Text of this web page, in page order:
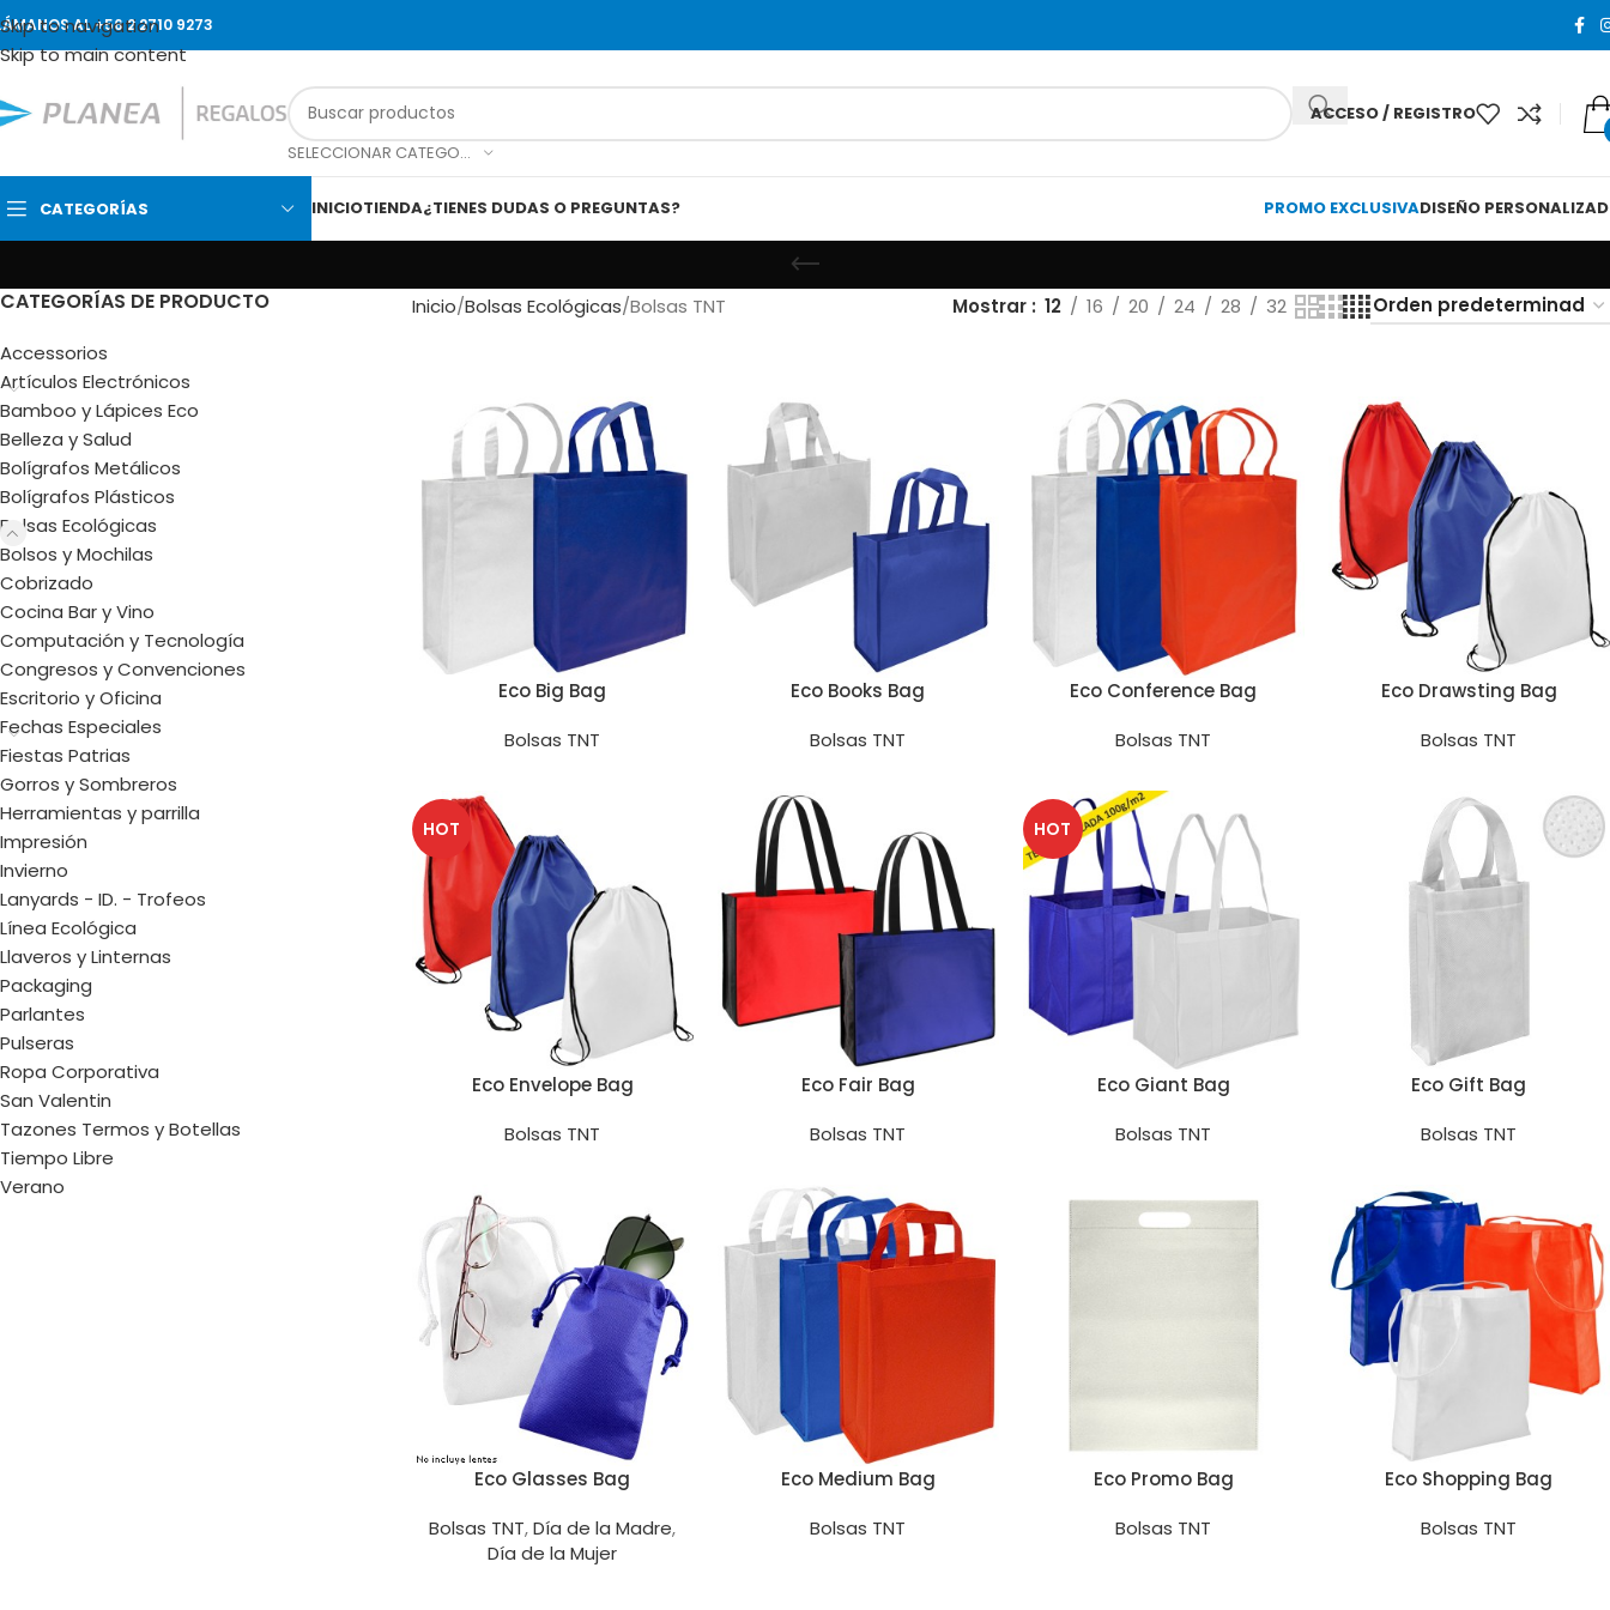
Skip to navigation
Skip to main content
AL +56 2 2710 9273
SELECCIONAR CATEGORÍA
ACCESO / REGISTRO
CATEGORÍAS INICIOTIENDA¿TIENES DUDAS O PREGUNTAS? PROMO EXCLUSIVADISEÑO
CATEGORÍAS DE PRODUCTO
Accessorios
Artículos Electrónicos
Bamboo y Lápices Eco
Belleza y Salud
Bolígrafos Metálicos
Bolígrafos Plásticos
Bolsas Ecológicas
Bolsos y Mochilas
Cobrizado
Cocina Bar y Vino
Computación y Tecnología
Congresos y Convenciones
Escritorio y Oficina
Fechas Especiales
Fiestas Patrias
Gorros y Sombreros
Herramientas y parrilla
Impresión
Invierno
Lanyards - ID. - Trofeos
Línea Ecológica
Llaveros y Linternas
Packaging
Parlantes
Pulseras
Ropa Corporativa
San Valentin
Tazones Termos y Botellas
Tiempo Libre
Verano
Inicio Bolsas Ecológicas Bolsas TNT Mostrar 12 16 20 24 28 32
Eco Big Bag
Bolsas TNT
Eco Books Bag
Bolsas TNT
Eco Conference Bag
Bolsas TNT
Eco Drawsting Bag
Bolsas TNT
HOT
Eco Envelope Bag
Bolsas TNT
Eco Fair Bag
Bolsas TNT
HOT
Eco Giant Bag
Bolsas TNT
Eco Gift Bag
Bolsas TNT
Eco Glasses Bag
Bolsas TNT,Día de la Madre,
Día de la Mujer
Eco Medium Bag
Bolsas TNT
Eco Promo Bag
Bolsas TNT
Eco Shopping Bag
Bolsas TNT